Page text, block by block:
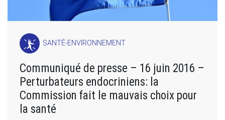
SANTÉ-ENVIRONNEMENT
Communiqué de presse – 16 juin 2016 –
Perturbateurs endocriniens: la
Commission fait le mauvais choix pour
la santé